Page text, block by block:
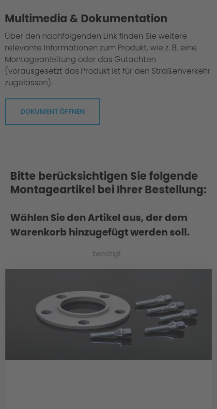
Multimedia & Dokumentation
Über den nachfolgenden Link finden Sie weitere
relevante Informationen zum Produkt, wie z. B. eine
Montageanleitung oder das Gutachten
(vorausgesetzt das Produkt ist für den Straßenverkehr
zugelassen).
DOKUMENT ÖFFNEN
Bitte berücksichtigen Sie folgende
Montageartikel bei Ihrer Bestellung:
Wählen Sie den Artikel aus, der dem
Warenkorb hinzugefügt werden soll.
benötigt